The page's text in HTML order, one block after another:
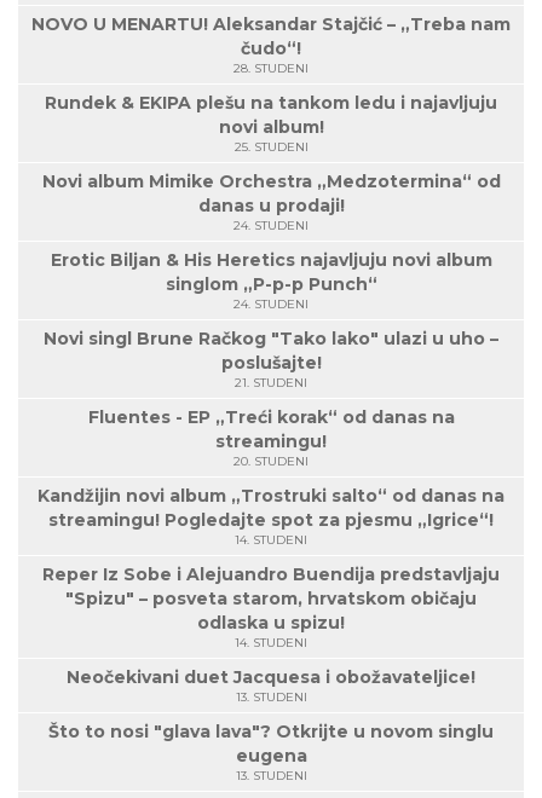
NOVO U MENARTU! Aleksandar Stajčić – „Treba nam
čudo“!
28. STUDENI
Rundek & EKIPA plešu na tankom ledu i najavljuju
novi album!
25. STUDENI
Novi album Mimike Orchestra „Medzotermina“ od
danas u prodaji!
24. STUDENI
Erotic Biljan & His Heretics najavljuju novi album
singlom „P-p-p Punch“
24. STUDENI
Novi singl Brune Račkog "Tako lako" ulazi u uho –
poslušajte!
21. STUDENI
Fluentes - EP „Treći korak“ od danas na
streamingu!
20. STUDENI
Kandžijin novi album „Trostruki salto“ od danas na
streamingu! Pogledajte spot za pjesmu „Igrice“!
14. STUDENI
Reper Iz Sobe i Alejuandro Buendija predstavljaju
"Spizu" – posveta starom, hrvatskom običaju
odlaska u spizu!
14. STUDENI
Neočekivani duet Jacquesa i obožavateljice!
13. STUDENI
Što to nosi "glava lava"? Otkrijte u novom singlu
eugena
13. STUDENI